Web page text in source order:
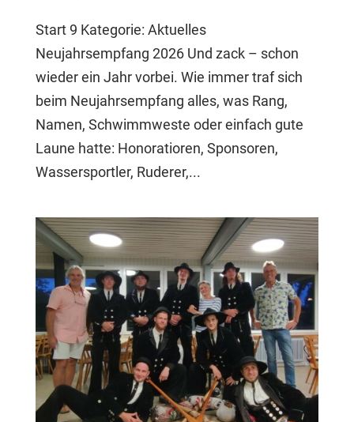
Start 9 Kategorie: Aktuelles
Neujahrsempfang 2026 Und zack – schon
wieder ein Jahr vorbei. Wie immer traf sich
beim Neujahrsempfang alles, was Rang,
Namen, Schwimmweste oder einfach gute
Laune hatte: Honoratioren, Sponsoren,
Wassersportler, Ruderer,...